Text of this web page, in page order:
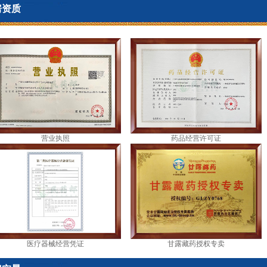
质
营业执照 药品经营许可证
医疗器械经营凭证 甘露藏药授权专卖